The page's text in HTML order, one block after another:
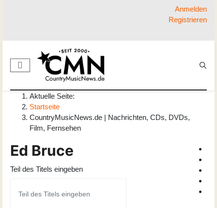
Anmelden
Registrieren
Aktuelle Seite:
Startseite
CountryMusicNews.de | Nachrichten, CDs, DVDs,
Film, Fernsehen
Ed Bruce
Teil des Titels eingeben